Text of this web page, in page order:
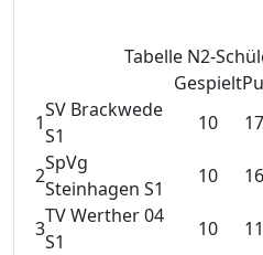
Tabelle N2-
Gespielt
1
SV Brackwede
S1
10 17
2
SpVg
Steinhagen S1
10 16
3
TV Werther 04
S1
10 11